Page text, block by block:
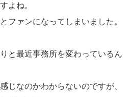
よね。
ファンになってしまいました。
と最近事務所を変わっているん
じなのかわからないのですが、